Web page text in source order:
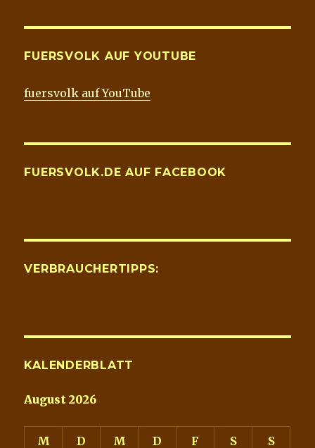
FUERSVOLK AUF YOUTUBE
fuersvolk auf YouTube
FUERSVOLK.DE AUF FACEBOOK
VERBRAUCHERTIPPS:
KALENDERBLATT
August 2026
M D M D F S S